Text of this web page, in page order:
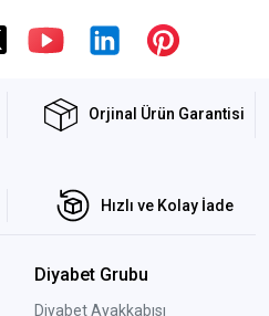
Orjinal Ürün Garantisi
Hızlı ve Kolay İade
Diyabet Grubu
Diyabet Ayakkabısı